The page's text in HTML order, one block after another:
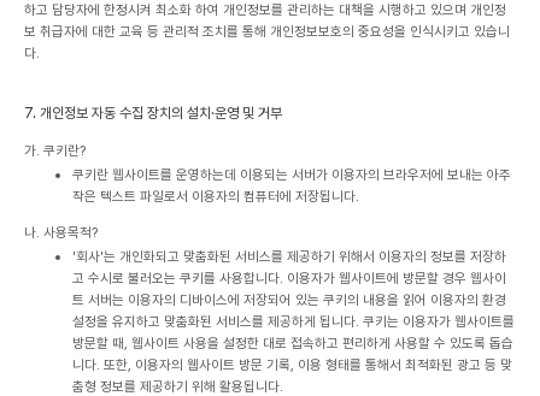
하고 담당자에 한정시켜 최소화 하여 개인정보를 관리하는 대책을 시행하고 있으며 개인정
보 취급자에 대한 교육 등 관리적 조치를 통해 개인정보보호의 중요성을 인식시키고 있습니
다.
7. 개인정보 자동 수집 장치의 설치·운영 및 거부
가. 쿠키란?
쿠키란 웹사이트를 운영하는데 이용되는 서버가 이용자의 브라우저에 보내는 아주
작은 텍스트 파일로서 이용자의 컴퓨터에 저장됩니다.
나. 사용목적?
'회사'는 개인화되고 맞춤화된 서비스를 제공하기 위해서 이용자의 정보를 저장하
고 수시로 불러오는 쿠키를 사용합니다. 이용자가 웹사이트에 방문할 경우 웹사이
트 서버는 이용자의 디바이스에 저장되어 있는 쿠키의 내용을 읽어 이용자의 환경
설정을 유지하고 맞춤화된 서비스를 제공하게 됩니다. 쿠키는 이용자가 웹사이트를
방문할 때, 웹사이트 사용을 설정한 대로 접속하고 편리하게 사용할 수 있도록 돕습
니다. 또한, 이용자의 웹사이트 방문 기록, 이용 형태를 통해서 최적화된 광고 등 맞
춤형 정보를 제공하기 위해 활용됩니다.